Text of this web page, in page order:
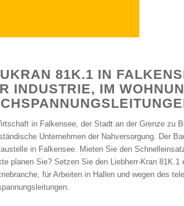
81K.1 IN
INDUSTRIE, IM
in Falkensee, der Stadt an der Grenze zu
Unternehmen der Nahversorgung. Der
in Falkensee. Mieten Sie den
planen Sie? Setzen Sie den Liebherr-Kran
für Arbeiten in Hallen und wegen des